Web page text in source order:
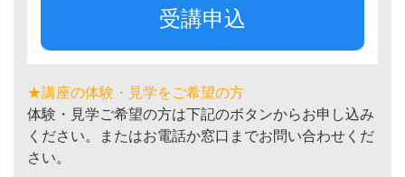
受講申込
★講座の体験・見学をご希望の方
体験・見学ご希望の方は下記のボタンからお申し込み
ください。またはお電話か窓口までお問い合わせくだ
さい。